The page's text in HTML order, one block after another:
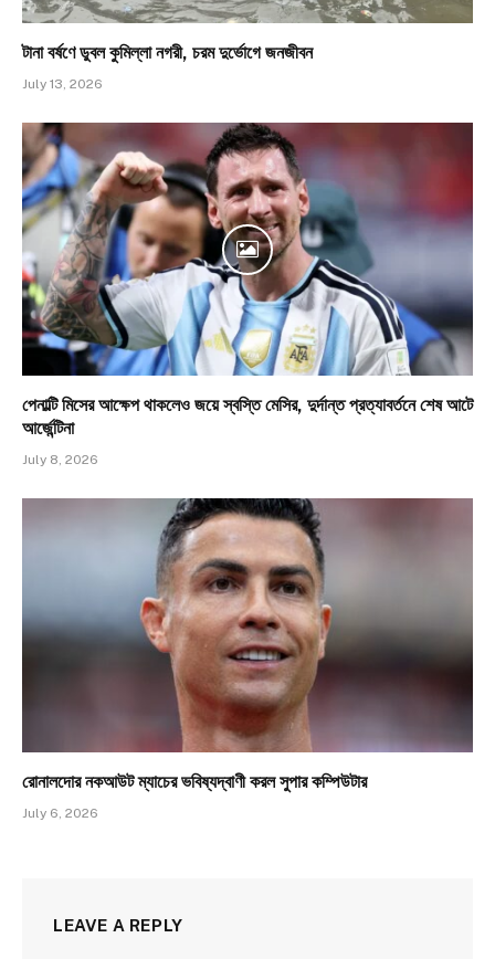
টানা বর্ষণে ডুবল কুমিল্লা নগরী, চরম দুর্ভোগে জনজীবন
July 13, 2026
পেনাল্টি মিসের আক্ষেপ থাকলেও জয়ে স্বস্তি মেসির, দুর্দান্ত প্রত্যাবর্তনে শেষ আটে
আর্জেন্টিনা
July 8, 2026
রোনালদোর নকআউট ম্যাচের ভবিষ্যদ্বাণী করল সুপার কম্পিউটার
July 6, 2026
LEAVE A REPLY